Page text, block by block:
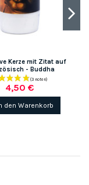
Kerze mit Zitat auf
- Buddha
4,50 €
den Warenkorb